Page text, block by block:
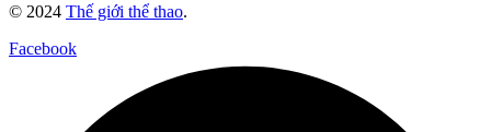
© 2024 Thế giới thể thao.
Facebook